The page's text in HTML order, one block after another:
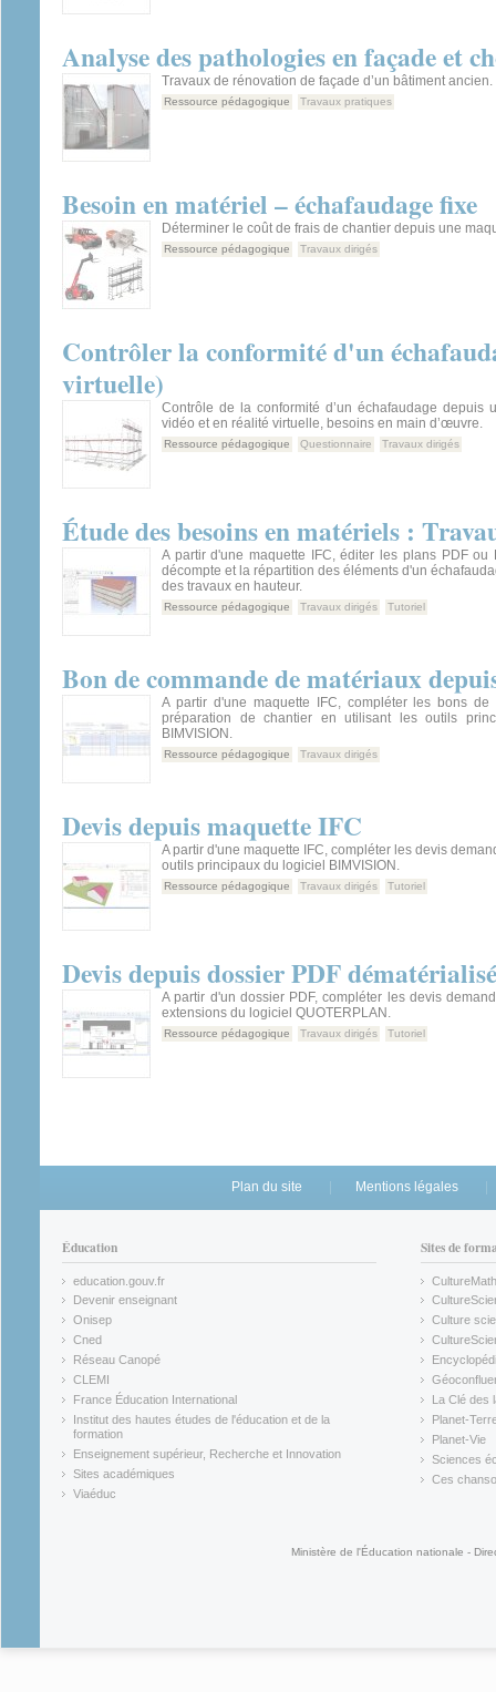
Analyse des pathologies en façade et
Travaux de rénovation de façade d’un bâtiment ancien.
Ressource pédagogique Travaux pratiques
Besoin en matériel – échafaudage fixe
Déterminer le coût de frais de chantier depuis une
Ressource pédagogique Travaux dirigés
Contrôler la conformité d'un
virtuelle)
Contrôle de la conformité d’un échafaudage depuis
vidéo et en réalité virtuelle, besoins en main d’œuvre.
Ressource pédagogique Questionnaire Travaux dirigés
Étude des besoins en matériels :
A partir d'une maquette IFC, éditer les plans PDF ou
décompte et la répartition des éléments d'un
des travaux en hauteur.
Ressource pédagogique Travaux dirigés Tutoriel
Bon de commande de matériaux
A partir d'une maquette IFC, compléter les bons de
préparation de chantier en utilisant les outils
BIMVISION.
Ressource pédagogique Travaux dirigés
Devis depuis maquette IFC
A partir d'une maquette IFC, compléter les devis
outils principaux du logiciel BIMVISION.
Ressource pédagogique Travaux dirigés Tutoriel
Devis depuis dossier PDF dématérialisé
A partir d'un dossier PDF, compléter les devis
extensions du logiciel QUOTERPLAN.
Ressource pédagogique Travaux dirigés Tutoriel
Plan du site Mentions légales
Éducation
education.gouv.fr
(link is external)
Devenir enseignant
(link is external)
Onisep
(link is external)
Cned
(link is external)
Réseau Canopé
(link is external)
CLEMI
(link is external)
France Éducation International
(link is external)
Institut des hautes études de l'éducation et de la
formation
(link is external)
Enseignement supérieur, Recherche et Innovation
(link is external)
Sites académiques
(link is external)
Viaéduc
Sites de
CultureMath
(link is
(link is
Culture
(link is
(link is
(link is
La Clé des
(link is
Planet-
(link is
Planet-Vie
(link is
Sciences
(link is
Ces
Ministère de l'Éducation nationale -